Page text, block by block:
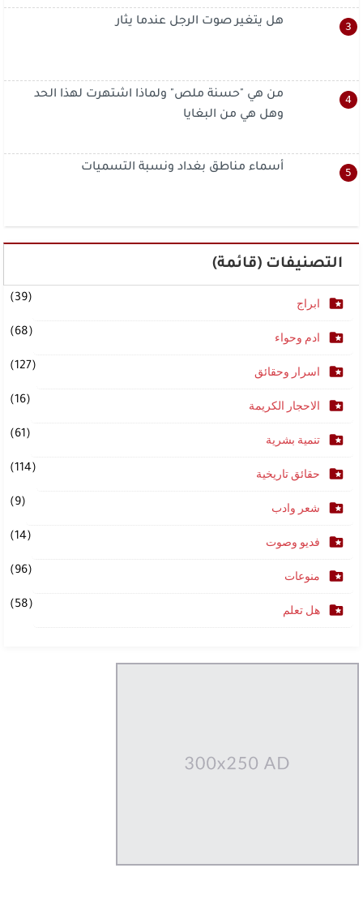
هل يتغير صوت الرجل عندما يثار
من هي "حسنة ملص" ولماذا اشتهرت لهذا الحد
وهل هي من البغايا
أسماء مناطق بغداد ونسبة التسميات
التصنيفات (قائمة)
ابراج
(39)
ادم وحواء
(68)
اسرار وحقائق
(127)
الاحجار الكريمة
(16)
تنمية بشرية
(61)
حقائق تاريخية
(114)
شعر وادب
(9)
فديو وصوت
(14)
منوعات
(96)
هل تعلم
(58)